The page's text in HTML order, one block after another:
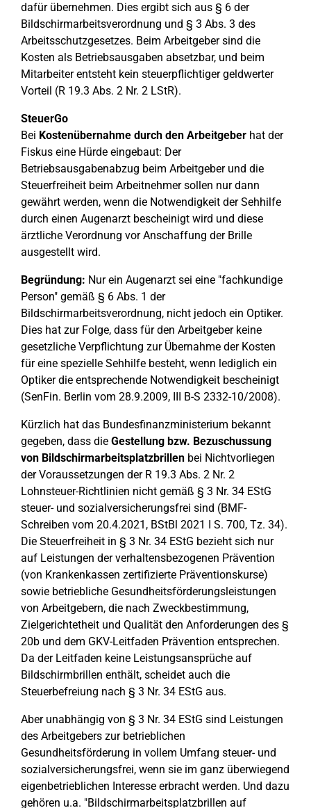
dafür übernehmen. Dies ergibt sich aus § 6 der
Bildschirmarbeitsverordnung und § 3 Abs. 3 des
Arbeitsschutzgesetzes. Beim Arbeitgeber sind die
Kosten als Betriebsausgaben absetzbar, und beim
Mitarbeiter entsteht kein steuerpflichtiger geldwerter
Vorteil (R 19.3 Abs. 2 Nr. 2 LStR).
SteuerGo
Bei Kostenübernahme durch den Arbeitgeber hat der
Fiskus eine Hürde eingebaut: Der
Betriebsausgabenabzug beim Arbeitgeber und die
Steuerfreiheit beim Arbeitnehmer sollen nur dann
gewährt werden, wenn die Notwendigkeit der Sehhilfe
durch einen Augenarzt bescheinigt wird und diese
ärztliche Verordnung vor Anschaffung der Brille
ausgestellt wird.
Begründung: Nur ein Augenarzt sei eine "fachkundige
Person" gemäß § 6 Abs. 1 der
Bildschirmarbeitsverordnung, nicht jedoch ein Optiker.
Dies hat zur Folge, dass für den Arbeitgeber keine
gesetzliche Verpflichtung zur Übernahme der Kosten
für eine spezielle Sehhilfe besteht, wenn lediglich ein
Optiker die entsprechende Notwendigkeit bescheinigt
(SenFin. Berlin vom 28.9.2009, III B-S 2332-10/2008).
Kürzlich hat das Bundesfinanzministerium bekannt
gegeben, dass die Gestellung bzw. Bezuschussung
von Bildschirmarbeitsplatzbrillen bei Nichtvorliegen
der Voraussetzungen der R 19.3 Abs. 2 Nr. 2
Lohnsteuer-Richtlinien nicht gemäß § 3 Nr. 34 EStG
steuer- und sozialversicherungsfrei sind (BMF-
Schreiben vom 20.4.2021, BStBl 2021 I S. 700, Tz. 34).
Die Steuerfreiheit in § 3 Nr. 34 EStG bezieht sich nur
auf Leistungen der verhaltensbezogenen Prävention
(von Krankenkassen zertifizierte Präventionskurse)
sowie betriebliche Gesundheitsförderungsleistungen
von Arbeitgebern, die nach Zweckbestimmung,
Zielgerichtetheit und Qualität den Anforderungen des §
20b und dem GKV-Leitfaden Prävention entsprechen.
Da der Leitfaden keine Leistungsansprüche auf
Bildschirmbrillen enthält, scheidet auch die
Steuerbefreiung nach § 3 Nr. 34 EStG aus.
Aber unabhängig von § 3 Nr. 34 EStG sind Leistungen
des Arbeitgebers zur betrieblichen
Gesundheitsförderung in vollem Umfang steuer- und
sozialversicherungsfrei, wenn sie im ganz überwiegend
eigenbetrieblichen Interesse erbracht werden. Und dazu
gehören u.a. "Bildschirmarbeitsplatzbrillen auf